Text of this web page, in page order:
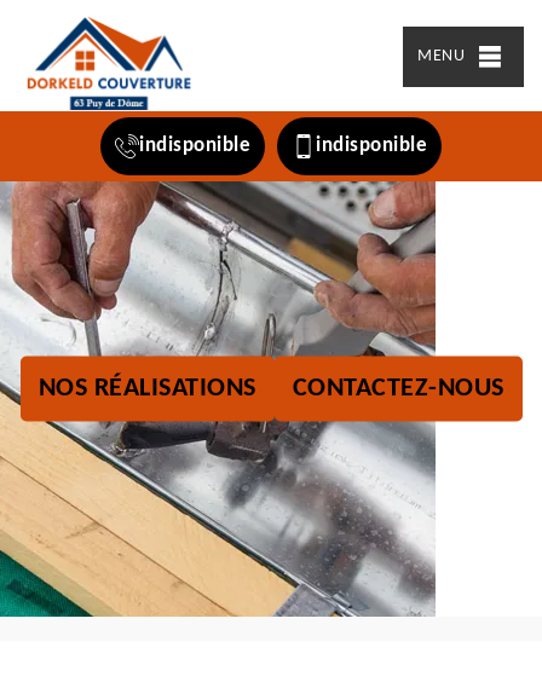
MENU
indisponible indisponible
NOS RÉALISATIONS CONTACTEZ-NOUS